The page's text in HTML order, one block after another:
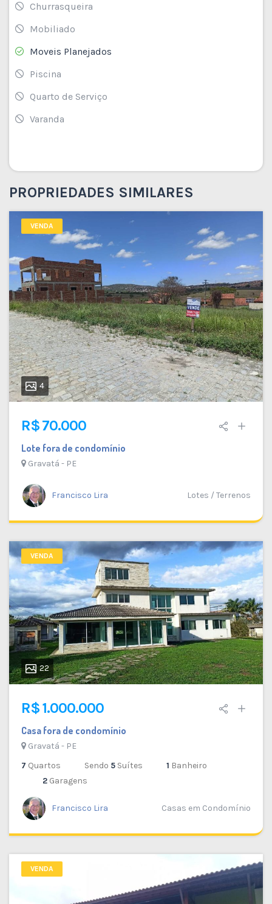
Churrasqueira
Mobiliado
Moveis Planejados
Piscina
Quarto de Serviço
Varanda
PROPRIEDADES SIMILARES
VENDA
4
R$ 70.000
Lote fora de condomínio
Gravatá - PE
Francisco Lira Lotes / Terrenos
VENDA
22
R$ 1.000.000
Casa fora de condomínio
Gravatá - PE
7 Quartos Sendo 5 Suítes 1 Banheiro
2 Garagens
Francisco Lira Casas em Condomínio
VENDA